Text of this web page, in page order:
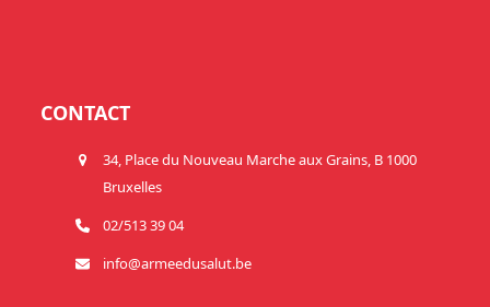
CONTACT
34, Place du Nouveau Marche aux Grains, B 1000
Bruxelles
02/513 39 04
info@armeedusalut.be